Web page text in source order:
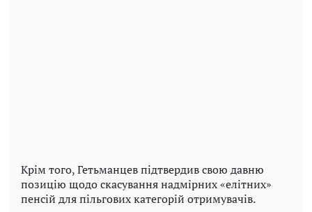
Крім того, Гетьманцев підтвердив свою давню
позицію щодо скасування надмірних «елітних»
пенсій для пільгових категорій отримувачів.